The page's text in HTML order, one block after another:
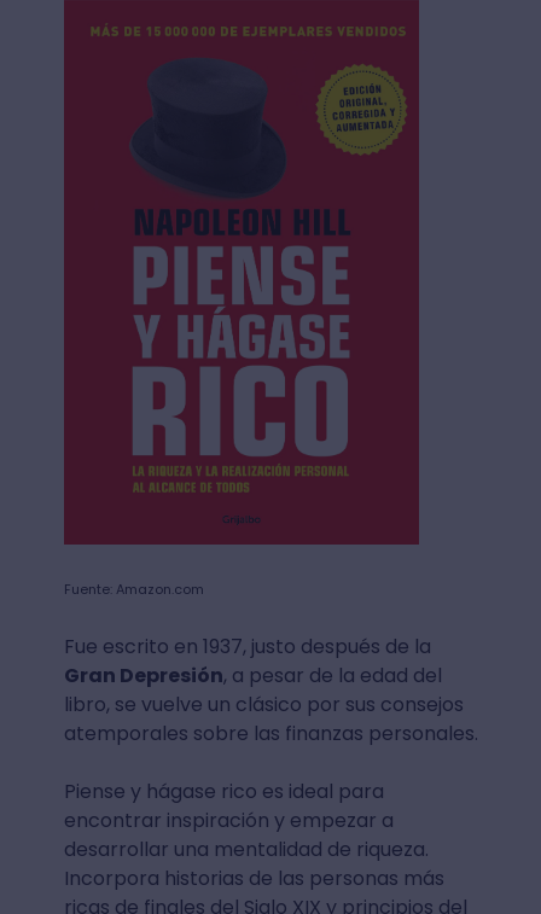
Fuente: Amazon.com
Fue escrito en 1937, justo después de la
Gran Depresión, a pesar de la edad del
libro, se vuelve un clásico por sus consejos
atemporales sobre las finanzas personales.
Piense y hágase rico es ideal para
encontrar inspiración y empezar a
desarrollar una mentalidad de riqueza.
Incorpora historias de las personas más
ricas de finales del Siglo XIX y principios del